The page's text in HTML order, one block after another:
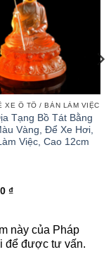
XE Ô TÔ / BÀN LÀM VIỆC
Tạng Bồ Tát Bằng
Vàng, Để Xe Hơi,
Việc, Cao 12cm
₫
này của Pháp
để được tư vấn.